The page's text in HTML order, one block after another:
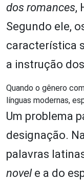
dos romances,
Segundo ele,
característica
a instrução
Quando o gênero
línguas modernas,
Um problema
designação.
palavras
novele a do